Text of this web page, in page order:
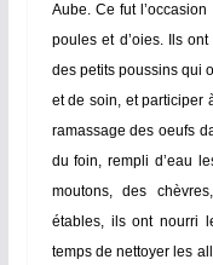
Aube. Ce fut
poules et d’oies. Ils
des petits poussins qui
et de soin, et participer
ramassage des oeufs
du foin, rempli d’eau
moutons, des
étables, ils ont nourri
temps de nettoyer les